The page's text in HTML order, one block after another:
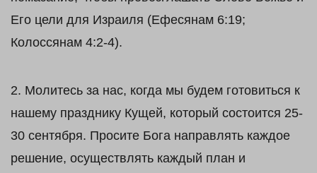
Его цели для Израиля (Ефесянам 6:19;
Колоссянам 4:2-4).
2. Молитесь за нас, когда мы будем готовиться к
нашему празднику Кущей, который состоится 25-
30 сентября. Просите Бога направлять каждое
решение, осуществлять каждый план и